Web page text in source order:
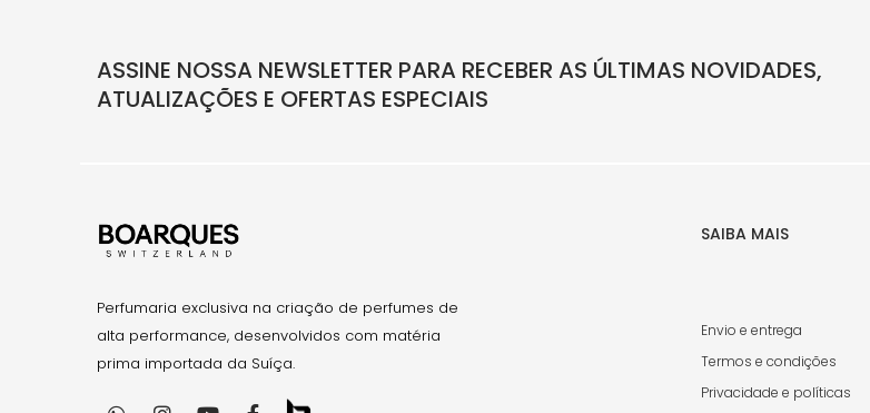
ASSINE NOSSA NEWSLETTER PARA RECEBER AS ÚLTIMAS NOVIDADES,
ATUALIZAÇÕES E OFERTAS ESPECIAIS
Perfumaria exclusiva na criação de perfumes de
alta performance, desenvolvidos com matéria
prima importada da Suíça.
SAIBA MAIS
Envio e entrega
Termos e condições
Privacidade e políticas